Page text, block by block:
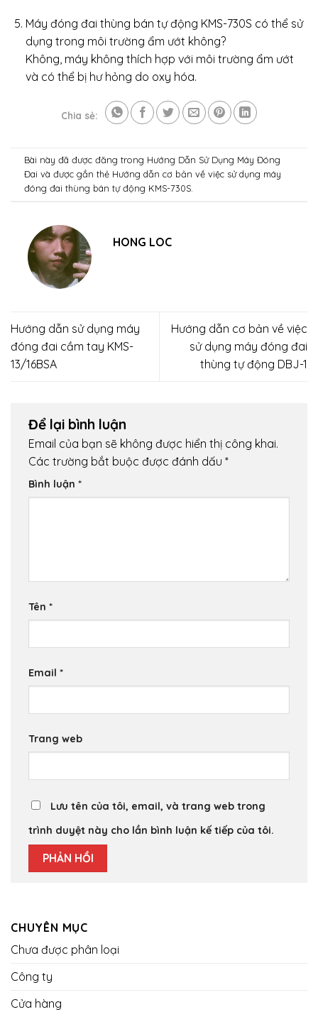
Máy đóng đai thùng bán tự động KMS-730S có thể sử
dụng trong môi trường ẩm ướt không?
Không, máy không thích hợp với môi trường ẩm ướt
và có thể bị hư hỏng do oxy hóa.
Chia sẻ:
Bài này đã được đăng trong Hướng Dẫn Sử Dụng Máy Đóng
Đai và được gắn thẻ Hướng dẫn cơ bản về việc sử dụng máy
đóng đai thùng bán tự động KMS-730S.
HONG LOC
Hướng dẫn sử dụng máy
đóng đai cầm tay KMS-
13/16BSA
Hướng dẫn cơ bản về việc
sử dụng máy đóng đai
thùng tự động DBJ-1
Để lại bình luận
Email của bạn sẽ không được hiển thị công khai.
Các trường bắt buộc được đánh dấu *
Bình luận *
Tên *
Email *
Trang web
Lưu tên của tôi, email, và trang web trong
trình duyệt này cho lần bình luận kế tiếp của tôi.
CHUYÊN MỤC
Chưa được phân loại
Công ty
Cửa hàng